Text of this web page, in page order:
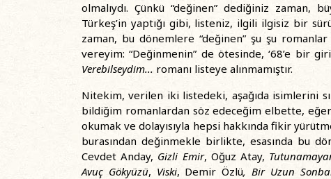
olmalıydı. Çünkü “değinen” dediğiniz
Türkeş’in yaptığı gibi, listeniz, ilgili ilgisiz bir
zaman, bu dönemlere “değinen” şu şu
vereyim: “Değinmenin” de ötesinde, ‘68’e bir
Verebilseydim... romanı listeye alınmamıştır.
Nitekim, verilen iki listedeki, aşağıda isimlerini
bildiğim romanlardan söz edeceğim elbette,
okumak ve dolayısıyla hepsi hakkında fikir
burasından değinmekle birlikte, esasında bu
Cevdet Anday, Gizli Emir, Oğuz Atay,
Avuç Gökyüzü, Viski, Demir Özlü, Bir Uzun